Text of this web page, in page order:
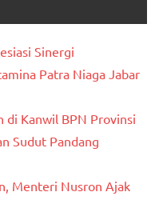
Sinergi
Patra Niaga Jabar
di Kanwil BPN Provinsi
Sudut Pandang
Menteri Nusron Ajak